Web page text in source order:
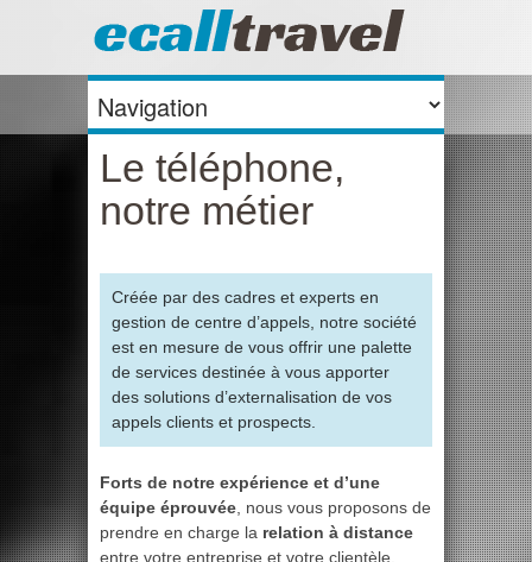
Le téléphone,
notre métier
Créée par des cadres et experts en
gestion de centre d’appels, notre société
est en mesure de vous offrir une palette
de services destinée à vous apporter
des solutions d’externalisation de vos
appels clients et prospects.
Forts de notre expérience et d’une
équipe éprouvée , nous vous proposons de
prendre en charge la relation à distance
entre votre entreprise et votre clientèle,